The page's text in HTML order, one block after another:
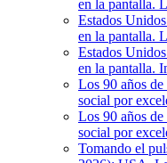
en la pantalla.
Estados
en la pantalla.
Estados
en la pantalla.
Los 90 años
social por
Los 90 años
social por
Tomando el